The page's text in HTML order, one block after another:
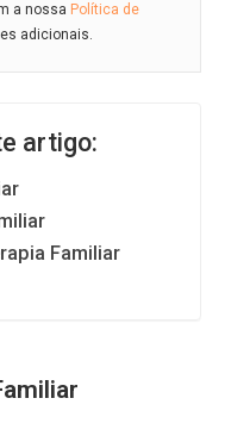
a nossa Política de
adicionais.
artigo:
Familiar